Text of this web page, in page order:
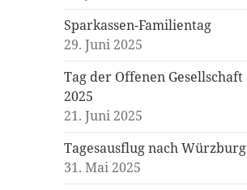
Sparkassen-Familientag
29. Juni 2025
Tag der Offenen Gesellschaft
2025
21. Juni 2025
Tagesausflug nach Würzburg
31. Mai 2025